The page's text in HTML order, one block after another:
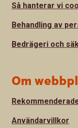
Så hanterar vi
Behandling av
Bedrägeri och
Om
Användarvillkor